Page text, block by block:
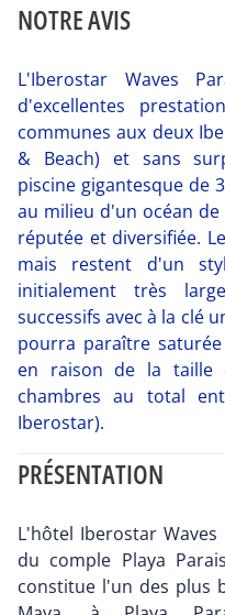
NOTRE AVIS
L'Iberostar Waves
d'excellentes
communes aux deux
& Beach) et sans
piscine gigantesque de
au milieu d'un océan
réputée et diversifiée.
mais restent d'un
initialement très
successifs avec à la clé
pourra paraître
en raison de la taille
chambres au total
Iberostar).
PRÉSENTATION
L'hôtel Iberostar
du comple Playa
constitue l'un des plus